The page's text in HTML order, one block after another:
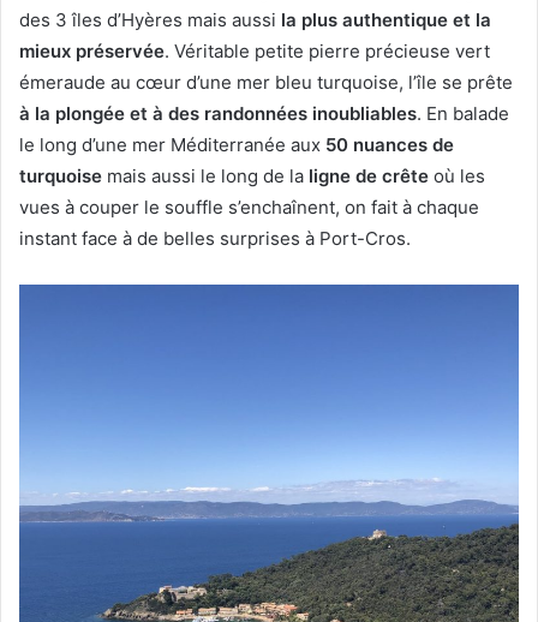
des 3 îles d’Hyères mais aussi la plus authentique et la
mieux préservée. Véritable petite pierre précieuse vert
émeraude au cœur d’une mer bleu turquoise, l’île se prête
à la plongée et à des randonnées inoubliables. En balade
le long d’une mer Méditerranée aux 50 nuances de
turquoise mais aussi le long de la ligne de crête où les
vues à couper le souffle s’enchaînent, on fait à chaque
instant face à de belles surprises à Port-Cros.